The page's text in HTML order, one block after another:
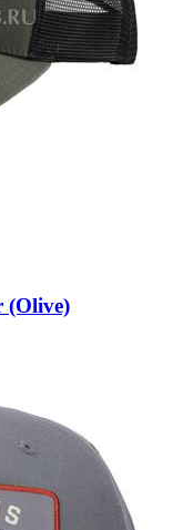
(Olive)